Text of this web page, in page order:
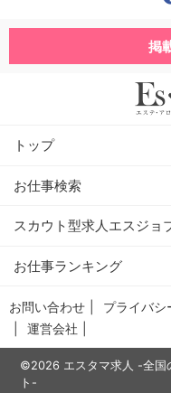
掲
トップ
お仕事検索
スカウト型求人エスジョ
お仕事ランキング
お問い合わせ プライバシ
運営会社
©2026 エスタマ求人 -全国
ト-